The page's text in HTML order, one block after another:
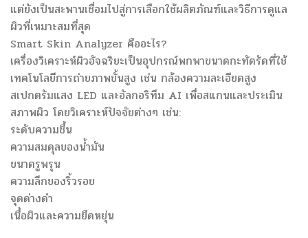
แต่ยังเป็นสะพานเชื่อมไปสู่การเลือกใช้ผลิตภัณฑ์และวิธีการดูแล
ผิวที่เหมาะสมที่สุด
Smart Skin Analyzer คืออะไร?
เครื่องวิเคราะห์ผิวอัจฉริยะเป็นอุปกรณ์พกพาขนาดกะทัดรัดที่ใช้
เทคโนโลยีการถ่ายภาพขั้นสูง เช่น กล้องความละเอียดสูง
สเปกตรัมแสง LED และอัลกอริทึม AI เพื่อสแกนและประเมิน
สภาพผิว โดยวิเคราะห์ปัจจัยต่างๆ เช่น:
ระดับความชื้น
ความสมดุลของน้ำมัน
ขนาดรูพรุน
ความลึกของริ้วรอย
จุดด่างดำ
เนื้อผิวและความยืดหยุ่น